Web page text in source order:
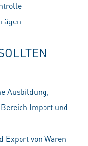
Ausbildung,
Import und
von Waren